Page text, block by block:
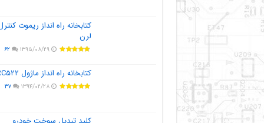
کتابخانه راه انداز ریموت
لرن
۱۳۹۵/۰۸/۲۹ ۶۲
کتابخانه راه انداز ماژول MFRC۵۲۲
۱۳۹۴/۰۲/۲۸ ۳۷